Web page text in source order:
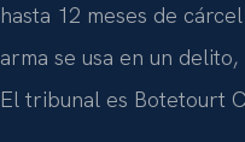
hasta 12 meses de
arma se usa en un
El tribunal es Botetourt